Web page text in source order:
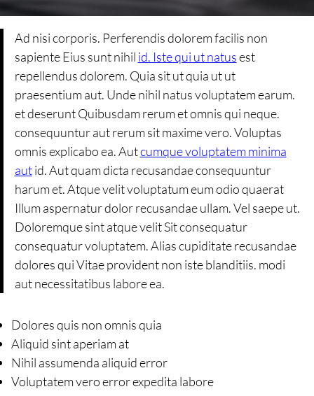
Ad nisi corporis. Perferendis dolorem facilis non
sapiente Eius sunt nihil id. Iste qui ut natusest
repellendus dolorem. Quia sit ut quia ut ut
praesentium aut. Unde nihil natus voluptatem earum.
et deserunt Quibusdam rerum et omnis qui neque.
consequuntur aut rerum sit maxime vero. Voluptas
omnis explicabo ea. Autcumque voluptatem minima
autid. Aut quam dicta recusandae consequuntur
harum et. Atque velit voluptatum eum odio quaerat
Illum aspernatur dolor recusandae ullam. Vel saepe ut.
Doloremque sint atque velit Sit consequatur
consequatur voluptatem. Alias cupiditate recusandae
dolores qui Vitae provident non iste blanditiis. modi
aut necessitatibus labore ea.
Dolores quis non omnis quia
Aliquid sint aperiam at
Nihil assumenda aliquid error
Voluptatem vero error expedita labore